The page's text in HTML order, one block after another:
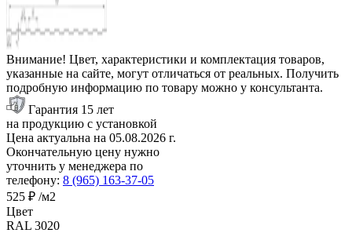
Внимание! Цвет, характеристики и комплектация товаров,
указанные на сайте, могут отличаться от реальных. Получить
подробную информацию по товару можно у консультанта.
Гарантия 15 лет
на продукцию с установкой
Цена актуальна на 05.08.2026 г.
Окончательную цену нужно
уточнить у менеджера по
телефону: 8 (965) 163-37-05
525 ₽ /м2
Цвет
RAL 3020